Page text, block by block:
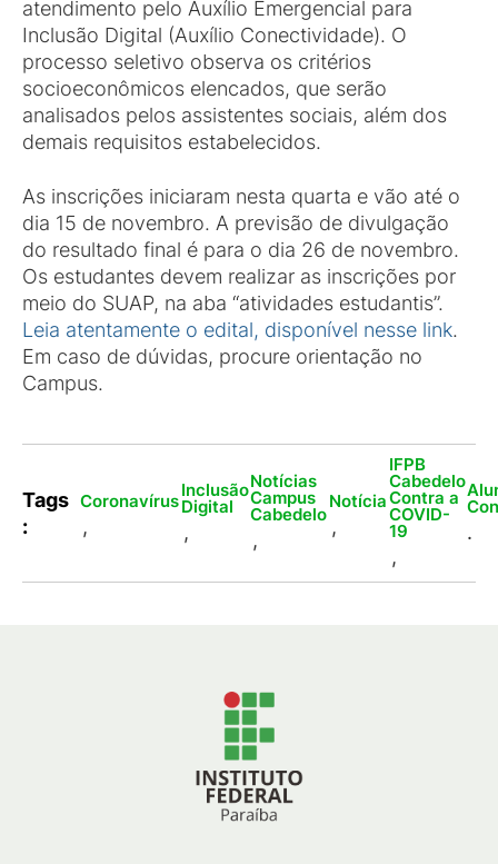
atendimento pelo Auxílio Emergencial para
Inclusão Digital (Auxílio Conectividade). O
processo seletivo observa os critérios
socioeconômicos elencados, que serão
analisados pelos assistentes sociais, além dos
demais requisitos estabelecidos.
As inscrições iniciaram nesta quarta e vão até o
dia 15 de novembro. A previsão de divulgação
do resultado final é para o dia 26 de novembro.
Os estudantes devem realizar as inscrições por
meio do SUAP, na aba “atividades estudantis”.
Leia atentamente o edital, disponível nesse link.
Em caso de dúvidas, procure orientação no
Campus.
Tags
:
Coronavírus
,
Inclusão
Digital
,
Notícias
Campus
Cabedelo
,
Notícia
,
IFPB
Cabedelo
Contra a
COVID-
19
,
.